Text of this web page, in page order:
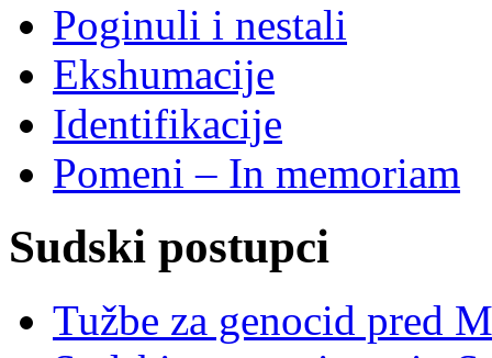
Poginuli i nestali
Ekshumacije
Identifikacije
Pomeni – In memoriam
Sudski postupci
Tužbe za genocid pred